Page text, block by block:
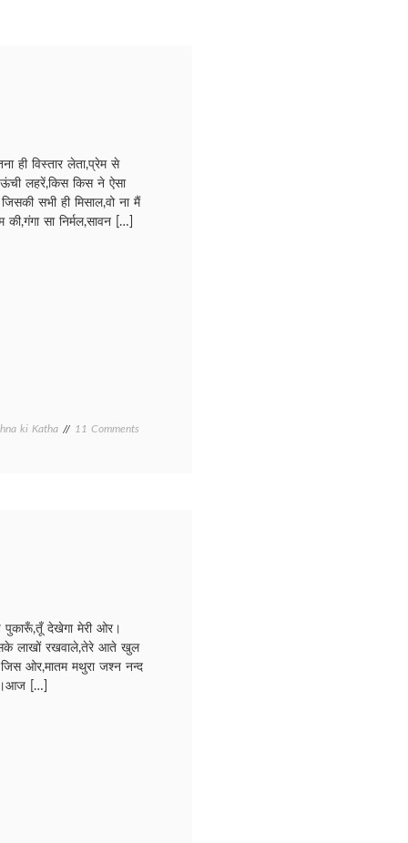
ही विस्तार लेता,प्रेम से
ऊंची लहरें,किस किस ने ऐसा
सभी ही मिसाल,वो ना मैं
सा निर्मल,सावन […]
ki Katha 11 Comments
पुकारूँ,तूँ देखेगा मेरी ओर।
लाखों रखवाले,तेरे आते खुल
जिस ओर,मातम मथुरा जश्न नन्द
[…]